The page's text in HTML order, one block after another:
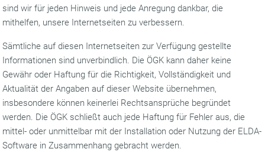
sind wir für jeden Hinweis und jede Anregung dankbar, die
mithelfen, unsere Internetseiten zu verbessern.
Sämtliche auf diesen Internetseiten zur Verfügung gestellte
Informationen sind unverbindlich. Die ÖGK kann daher keine
Gewähr oder Haftung für die Richtigkeit, Vollständigkeit und
Aktualität der Angaben auf dieser Website übernehmen,
insbesondere können keinerlei Rechtsansprüche begründet
werden. Die ÖGK schließt auch jede Haftung für Fehler aus, die
mittel- oder unmittelbar mit der Installation oder Nutzung der ELDA-
Software in Zusammenhang gebracht werden.